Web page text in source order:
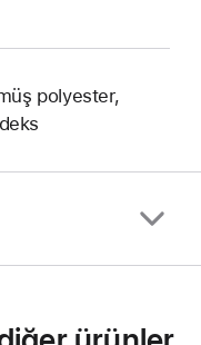
polyester,